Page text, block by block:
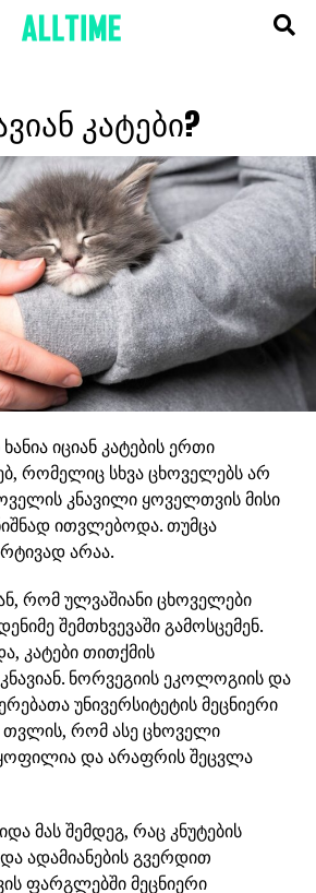
კატები?
იციან კატების ერთი
რომელიც სხვა ცხოველებს არ
კნავილი ყოველთვის მისი
ითვლებოდა. თუმცა
არაა.
რომ ულვაშიანი ცხოველები
შემთხვევაში გამოსცემენ.
კატები თითქმის
ნორვეგიის ეკოლოგიის და
უნივერსიტეტის მეცნიერი
რომ ასე ცხოველი
და არაფრის შეცვლა
მას შემდეგ, რაც კნუტების
ადამიანების გვერდით
ფარგლებში მეცნიერი